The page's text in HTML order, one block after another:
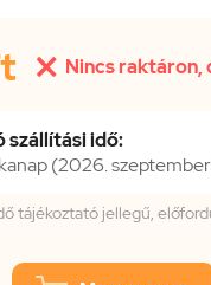
 Nincs raktáron,
szállítási idő:
(2026. szeptember
tájékoztató jellegű,